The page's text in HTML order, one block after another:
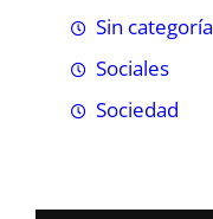
Sin categoría
Sociales
Sociedad